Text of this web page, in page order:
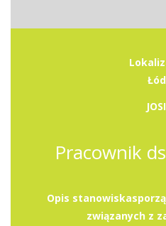
Pracownik
Opis
związanych z